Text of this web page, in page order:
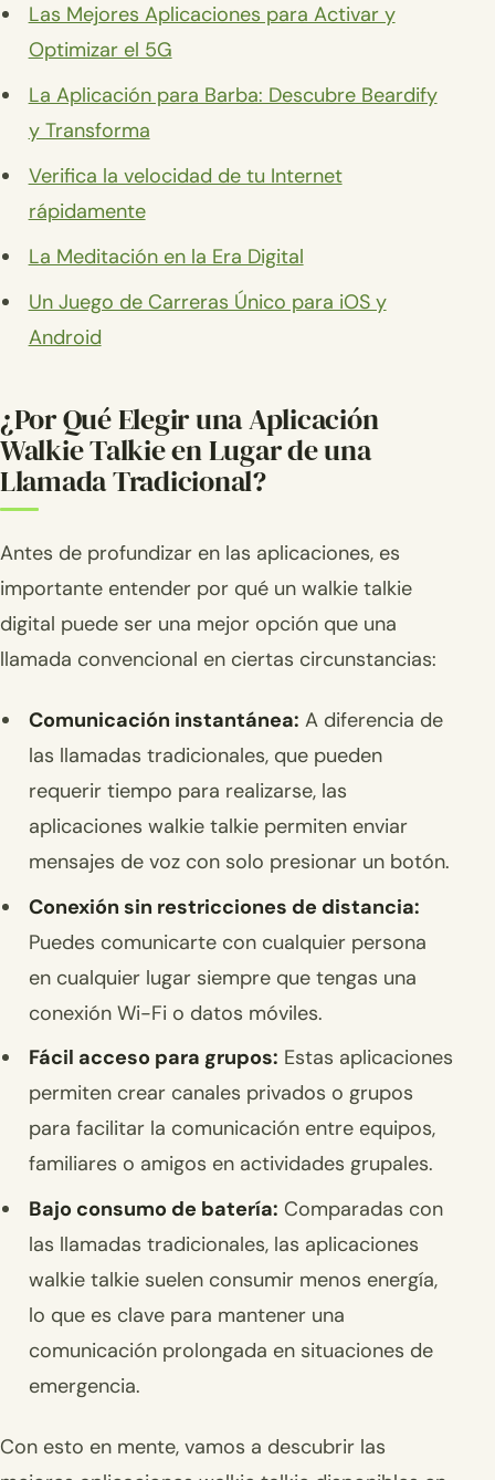
Las Mejores Aplicaciones para Activar y
Optimizar el 5G
La Aplicación para Barba: Descubre Beardify
y Transforma
Verifica la velocidad de tu Internet
rápidamente
La Meditación en la Era Digital
Un Juego de Carreras Único para iOS y
Android
¿Por Qué Elegir una Aplicación
Walkie Talkie en Lugar de una
Llamada Tradicional?
Antes de profundizar en las aplicaciones, es
importante entender por qué un walkie talkie
digital puede ser una mejor opción que una
llamada convencional en ciertas circunstancias:
Comunicación instantánea: A diferencia de
las llamadas tradicionales, que pueden
requerir tiempo para realizarse, las
aplicaciones walkie talkie permiten enviar
mensajes de voz con solo presionar un botón.
Conexión sin restricciones de distancia:
Puedes comunicarte con cualquier persona
en cualquier lugar siempre que tengas una
conexión Wi-Fi o datos móviles.
Fácil acceso para grupos: Estas aplicaciones
permiten crear canales privados o grupos
para facilitar la comunicación entre equipos,
familiares o amigos en actividades grupales.
Bajo consumo de batería: Comparadas con
las llamadas tradicionales, las aplicaciones
walkie talkie suelen consumir menos energía,
lo que es clave para mantener una
comunicación prolongada en situaciones de
emergencia.
Con esto en mente, vamos a descubrir las